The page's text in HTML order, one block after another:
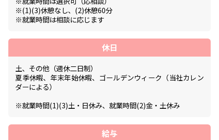
※(1)(3)休憩なし、(2)休憩60分
※就業時間は相談に応じます
休日
土、その他（週休二日制）
夏季休暇、年末年始休暇、ゴールデンウィーク（当社カレン
ダーによる）
※就業時間(1)(3)土・日休み、就業時間(2)金・土休み
給与